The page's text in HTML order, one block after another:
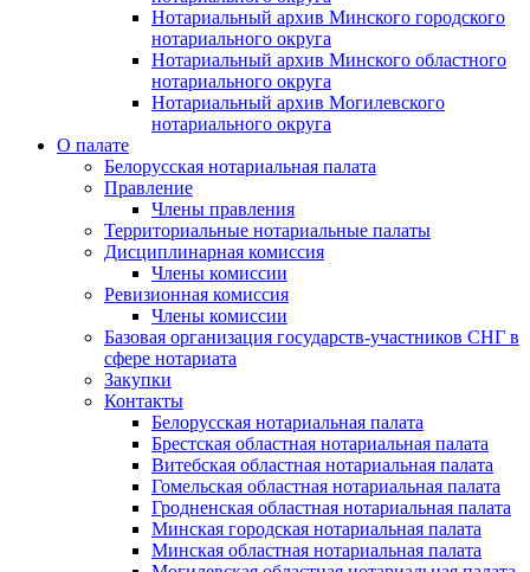
Нотариальный архив Минского городского
нотариального округа
Нотариальный архив Минского областного
нотариального округа
Нотариальный архив Могилевского
нотариального округа
О палате
Белорусская нотариальная палата
Правление
Члены правления
Территориальные нотариальные палаты
Дисциплинарная комиссия
Члены комиссии
Ревизионная комиссия
Члены комиссии
Базовая организация государств-участников СНГ в
сфере нотариата
Закупки
Контакты
Белорусская нотариальная палата
Брестская областная нотариальная палата
Витебская областная нотариальная палата
Гомельская областная нотариальная палата
Гродненская областная нотариальная палата
Минская городская нотариальная палата
Минская областная нотариальная палата